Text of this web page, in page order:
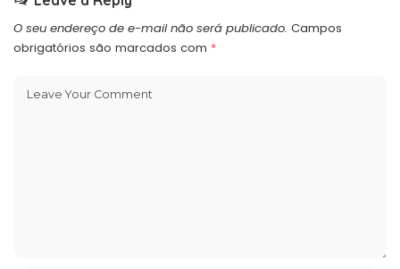
O seu endereço de e-mail não será publicado. Campos
obrigatórios são marcados com *